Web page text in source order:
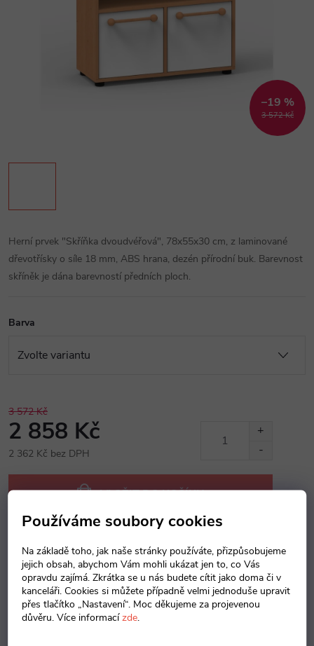
Používáme soubory cookies
Na základě toho, jak naše stránky používáte, přizpůsobujeme
jejich obsah, abychom Vám mohli ukázat jen to, co Vás
opravdu zajímá. Zkrátka se u nás budete cítit jako doma či v
kanceláři. Cookies si můžete případně velmi jednoduše upravit
přes tlačítko „Nastavení“. Moc děkujeme za projevenou
důvěru. Více informacízde.
3 572 Kč
–19 %
Herní prvek "Skříňka dvoudvéřová", 78x55x30 cm, z laminované
dřevotřísky o síle 18 mm, ABS hrana, dezén přírodní buk. Barevnost
skříněk je dána barevností předních ploch.
Barva
3 572 Kč
2 858 Kč
2 362 Kč bez DPH
VLOŽIT DO KOŠÍKU
Dotaz k produktu Hlídací pes Sdílet
Popis produktu